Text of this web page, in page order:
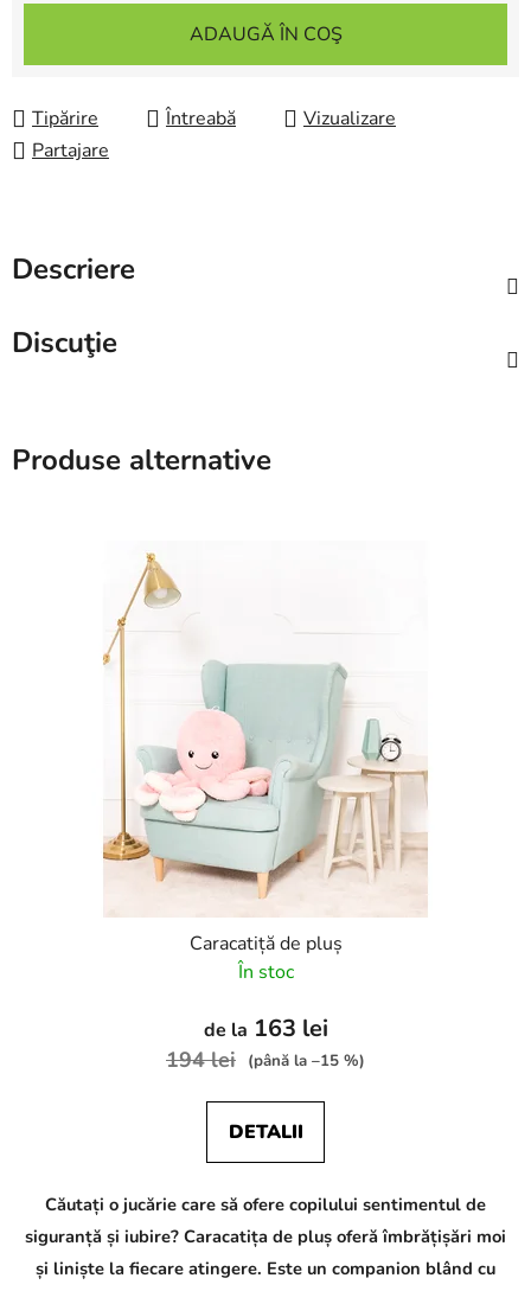
ADAUGĂ ÎN COŞ
Tipărire Întreabă
Vizualizare
Partajare
Descriere
Discuţie
Produse alternative
Caracatiță de pluș
În stoc
de la 163 lei
194 lei (până la –15 %)
DETALII
Căutați o jucărie care să ofere copilului sentimentul de
siguranță și iubire? Caracatița de pluș oferă îmbrățișări moi
și liniște la fiecare atingere. Este un companion blând cu